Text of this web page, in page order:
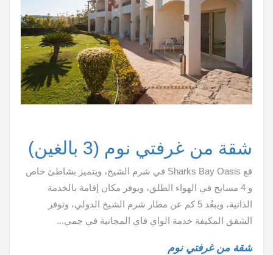
شقة من غرفتي نوم (3 بالغين)
قع Sharks Bay Oasis في شرم الشيخ، ويتميز بشاطئ خاص
و 4 مسابح في الهواء الطلق، ويوفر مكان إقامة بالخدمة
الذاتية، ويبعُد 5 كم عن مطار شرم الشيخ الدولي، وتوفر
الشقق المكيفة خدمة الواي فاي المجانية في جمي...
شقة من غرفتي نوم